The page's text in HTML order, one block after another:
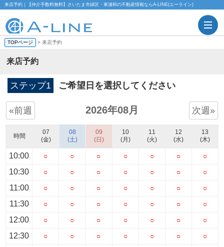
来店予約｜【仲介手数料無料】さいたま市緑区・東浦和の不動産情報ならA-LINE(エーライン)
TOPページ > 来店予約
来店予約
ステップ1 ご希望日を選択してください
«前週 2026年08月 次週»
時間
10:00
10:30
11:00
11:30
12:00
12:30
07
(金)
○
○
○
○
○
○
08
(土)
○
○
○
○
○
○
09
(日)
○
○
○
○
○
○
10
(月)
○
○
○
○
○
○
11
(火)
○
○
○
○
○
○
12
(水)
○
○
○
○
○
○
13
(木)
○
○
○
○
○
○